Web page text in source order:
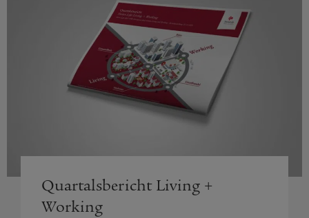
Quartalsbericht Living +
Working